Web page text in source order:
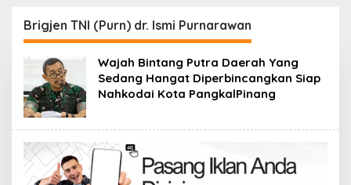
Basel Kini Tak Mau
Buru-buru
Menyimpulkan Adanya
Pencemaran
Bangka Barat
Bungkam
Brigjen TNI (Purn) dr. Ismi Purnarawan
Wajah Bintang Putra Daerah Yang
Sedang Hangat Diperbincangkan Siap
Nahkodai Kota PangkalPinang